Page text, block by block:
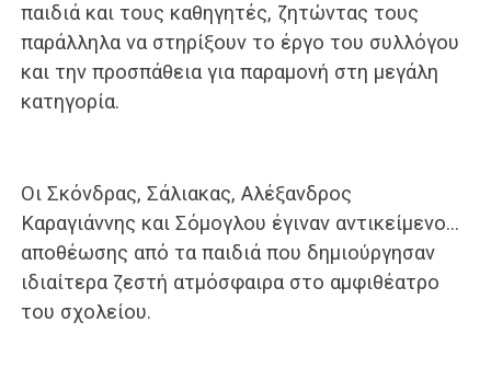
παιδιά και τους καθηγητές, ζητώντας τους
παράλληλα να στηρίξουν το έργο του συλλόγου
και την προσπάθεια για παραμονή στη μεγάλη
κατηγορία.
Οι Σκόνδρας, Σάλιακας, Αλέξανδρος
Καραγιάννης και Σόμογλου έγιναν αντικείμενο…
αποθέωσης από τα παιδιά που δημιούργησαν
ιδιαίτερα ζεστή ατμόσφαιρα στο αμφιθέατρο
του σχολείου.